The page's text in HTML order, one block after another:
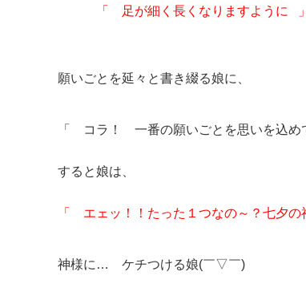
「 足が細く長くなりますように
願いごとを延々と書き綴る娘に、
「 コラ！ 一番の願いごとを思いを込め
すると娘は、
「 エェッ！！たった１つなの～？七夕
神様に… ケチつける娘(￣▽￣)